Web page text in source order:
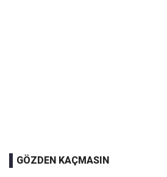
GÖZDEN KAÇMASIN